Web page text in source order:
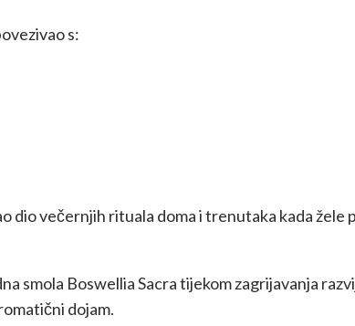
s:
dio večernjih rituala doma i trenutaka kada
smola Boswellia Sacra tijekom zagrijavanja
dojam.